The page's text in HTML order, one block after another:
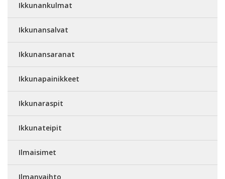
Ikkunankulmat
Ikkunansalvat
Ikkunansaranat
Ikkunapainikkeet
Ikkunaraspit
Ikkunateipit
Ilmaisimet
Ilmanvaihto